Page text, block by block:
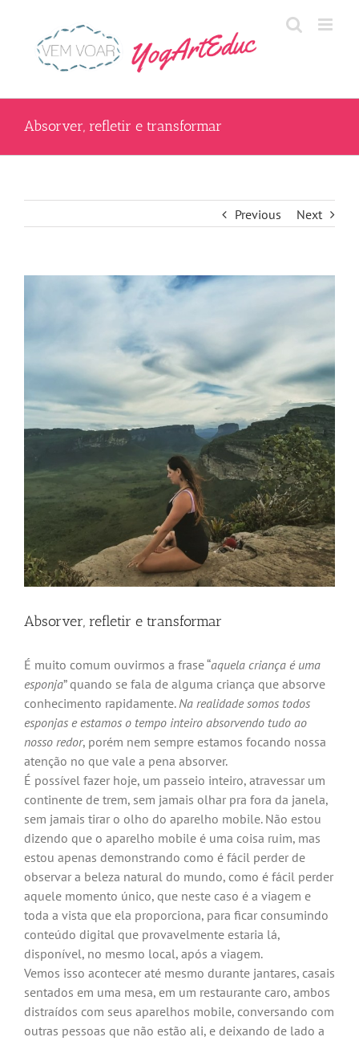
content
Absorver, refletir e transformar
Previous Next
Absorver, refletir e transformar
É muito comum ouvirmos a frase “aquela criança é uma
esponja” quando se fala de alguma criança que absorve
conhecimento rapidamente.Na realidade somos todos
esponjas e estamos o tempo inteiro absorvendo tudo ao
nosso redor, porém nem sempre estamos focando nossa
atenção no que vale a pena absorver.
É possível fazer hoje, um passeio inteiro, atravessar um
continente de trem, sem jamais olhar pra fora da janela,
sem jamais tirar o olho do aparelho mobile. Não estou
dizendo que o aparelho mobile é uma coisa ruim, mas
estou apenas demonstrando como é fácil perder de
observar a beleza natural do mundo, como é fácil perder
aquele momento único, que neste caso é a viagem e
toda a vista que ela proporciona, para ficar consumindo
conteúdo digital que provavelmente estaria lá,
disponível, no mesmo local, após a viagem.
Vemos isso acontecer até mesmo durante jantares, casais
sentados em uma mesa, em um restaurante caro, ambos
distraídos com seus aparelhos mobile, conversando com
outras pessoas que não estão ali, e deixando de lado a